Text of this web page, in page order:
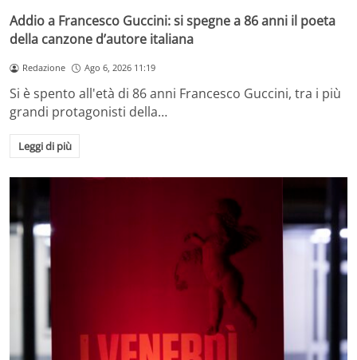
Addio a Francesco Guccini: si spegne a 86 anni il poeta
della canzone d’autore italiana
Redazione Ago 6, 2026 11:19
Si è spento all'età di 86 anni Francesco Guccini, tra i più
grandi protagonisti della…
Leggi di più